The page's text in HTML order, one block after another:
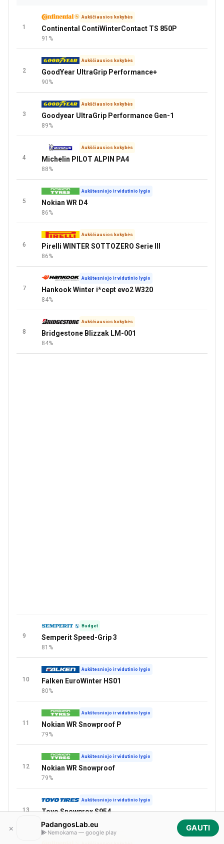
1
Aukščiausios kokybės
Continental ContiWinterContact TS 850P
91%
2
Aukščiausios kokybės
GoodYear UltraGrip Performance+
90%
3
Aukščiausios kokybės
Goodyear UltraGrip Performance Gen-1
89%
4
Aukščiausios kokybės
Michelin PILOT ALPIN PA4
88%
5
Aukštesniojo ir vidutinio lygio
Nokian WR D4
86%
6
Aukščiausios kokybės
Pirelli WINTER SOTTOZERO Serie III
86%
7
Aukštesniojo ir vidutinio lygio
Hankook Winter i*cept evo2 W320
84%
8
Aukščiausios kokybės
Bridgestone Blizzak LM-001
84%
9
Budget
Semperit Speed-Grip 3
81%
10
Aukštesniojo ir vidutinio lygio
Falken EuroWinter HS01
80%
11
Aukštesniojo ir vidutinio lygio
Nokian WR Snowproof P
79%
12
Aukštesniojo ir vidutinio lygio
Nokian WR Snowproof
79%
13
Aukštesniojo ir vidutinio lygio
Toyo Snowprox S954
78%
× PadangosLab.eu
Nemokama — google play GAUTI